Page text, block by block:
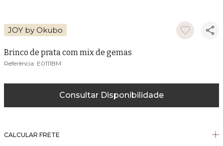
JOY by Okubo
Brinco de prata com mix de gemas
E0111BM
Consultar Disponibilidade
CALCULAR FRETE